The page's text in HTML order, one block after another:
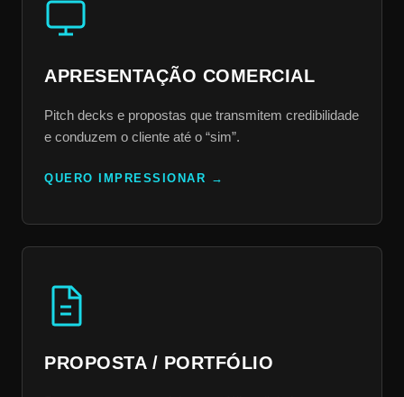
APRESENTAÇÃO COMERCIAL
Pitch decks e propostas que transmitem credibilidade
e conduzem o cliente até o “sim”.
QUERO IMPRESSIONAR
PROPOSTA / PORTFÓLIO